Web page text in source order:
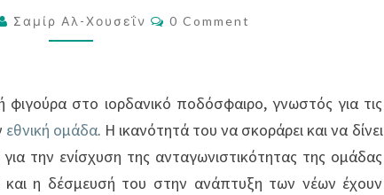
ΕΘΝΙΚΉ
ΟΜΆΔΑ
ΚΎΡΙΕΣ
ΕΜΦΑΝΊΣΕΙΣ,
ΣΥΝΕΙΣΦΟΡΈΣ
Σαμίρ Αλ-Χουσεΐν Comments
0 Comment
φιγούρα στο ιορδανικό ποδόσφαιρο, γνωστός για τις
εθνική ομάδα. Η ικανότητά του να σκοράρει και να δίνει
για την ενίσχυση της ανταγωνιστικότητας της ομάδας
και η δέσμευσή του στην ανάπτυξη των νέων έχουν